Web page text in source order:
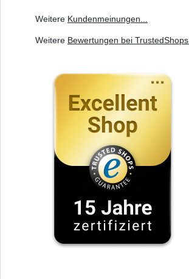
Weitere Kundenmeinungen
Weitere Bewertungen bei TrustedShops